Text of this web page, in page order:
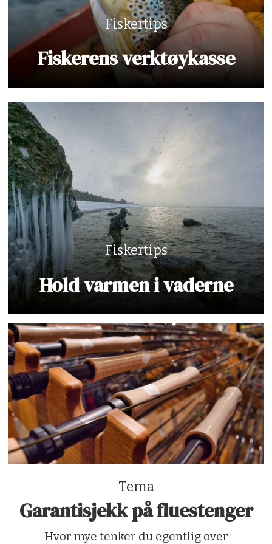
Fiskertips
Fiskerens verktøykasse
Fiskertips
Hold varmen i vaderne
Tema
Garantisjekk på fluestenger
Hvor mye tenker du egentlig over